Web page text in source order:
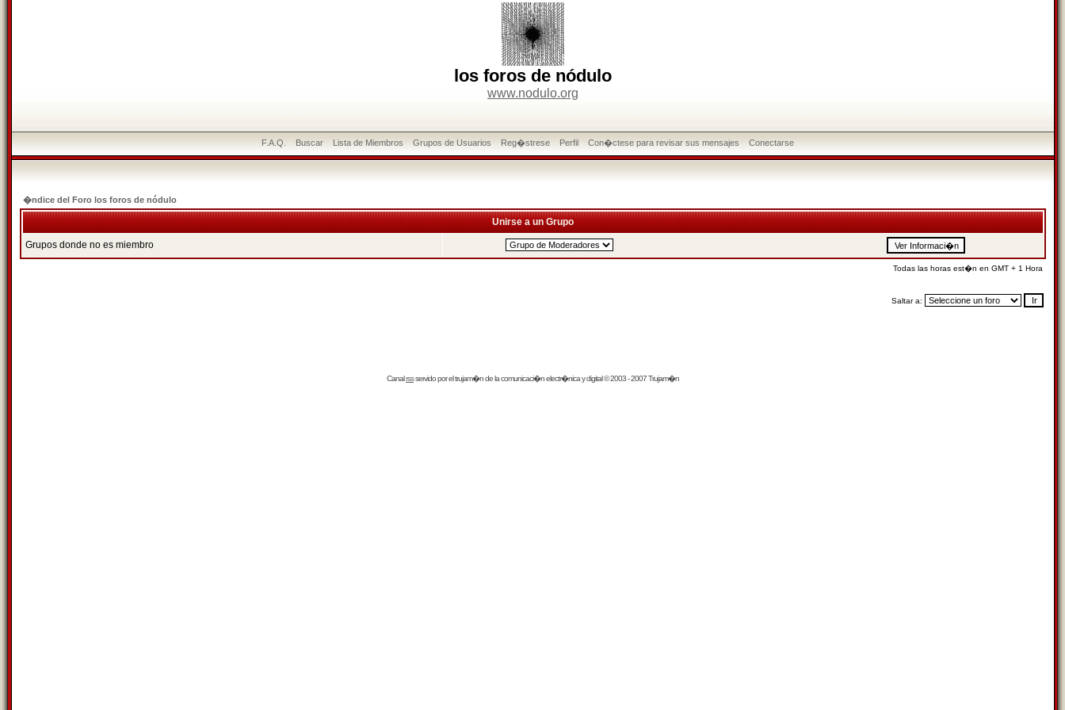
los foros de nódulo
www.nodulo.org
F.A.Q. Buscar Lista de Miembros Grupos de Usuarios Reg�strese Perfil Con�ctese para revisar sus mensajes Conectarse
�ndice del Foro los foros de nódulo
Unirse a un Grupo
Grupos donde no es miembro
Todas las horas est�n en GMT + 1 Hora
Saltar a:
Canalrssservido por eltrujam�nde la comunicaci�n electr�nica y digital © 2003 - 2007 Trujam�n